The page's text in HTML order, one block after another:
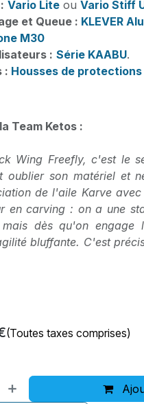
Vario Lite ou Vario Stiff
et Queue : KLEVER
M30
: Série KAABU.
: Housses de protections
Team Ketos :
Wing Freefly, c'est le
oublier son matériel et
de l'aile Karve
en carving : on a une
dès qu'on
bluffante. C'est
(Toutes taxes comprises)